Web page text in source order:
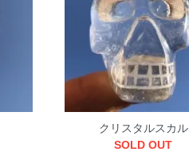
クリスタルスカル
SOLD OUT